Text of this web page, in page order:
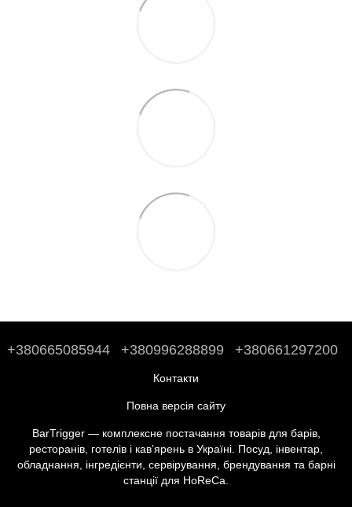
+380665085944 +380996288899 +380661297200
Контакти
Повна версія сайту
BarTrigger — комплексне постачання товарів для барів,
ресторанів, готелів і кав’ярень в Україні. Посуд, інвентар,
обладнання, інгредієнти, сервірування, брендування та барні
станції для HoReCa.